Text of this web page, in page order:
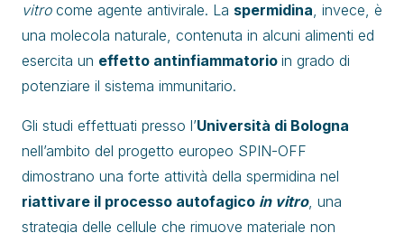
vitrocome agente antivirale. La spermidina, invece, è
una molecola naturale, contenuta in alcuni alimenti ed
esercita un effetto antinfiammatorio in grado di
potenziare il sistema immunitario.
Gli studi effettuati presso l’Università di Bologna
nell’ambito del progetto europeo SPIN-OFF
dimostrano una forte attività della spermidina nel
riattivare il processo autofagico in vitro, una
strategia delle cellule che rimuove materiale non